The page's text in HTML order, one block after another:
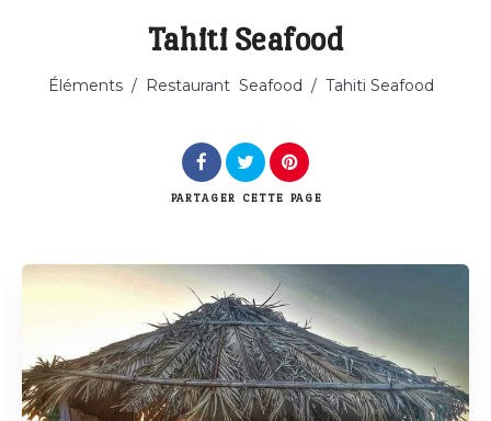
Catégorie
Rechercher
Tahiti Seafood
Éléments / Restaurant Seafood / Tahiti Seafood
PARTAGER CETTE PAGE